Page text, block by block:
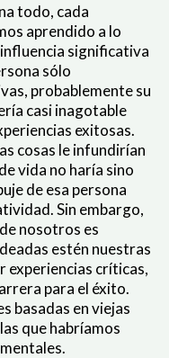
todo, cada
aprendido a lo
significativa
sólo
probablemente su
casi inagotable
exitosas.
cosas le infundirían
vida no haría sino
de esa persona
Sin embargo,
nosotros es
estén nuestras
experiencias críticas,
para el éxito.
basadas en viejas
que habríamos